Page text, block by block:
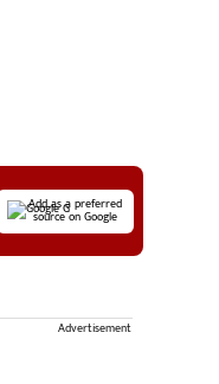
Add as a preferred
source on Google
Advertisement